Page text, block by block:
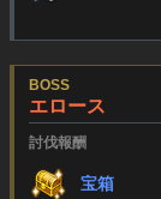
BOSS
エロース
討伐報酬
宝箱